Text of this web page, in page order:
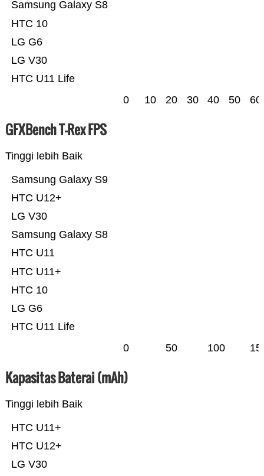
HTC U11 Life
LG V30
LG G6
HTC 10
Samsung Galaxy S8
0 10 20 30 40 50 60
GFXBench T-Rex FPS
Tinggi lebih Baik
HTC U11 Life
LG G6
HTC 10
HTC U11+
HTC U11
Samsung Galaxy S8
LG V30
HTC U12+
Samsung Galaxy S9
0 50 100
Kapasitas Baterai (mAh)
Tinggi lebih Baik
LG V30
HTC U12+
HTC U11+